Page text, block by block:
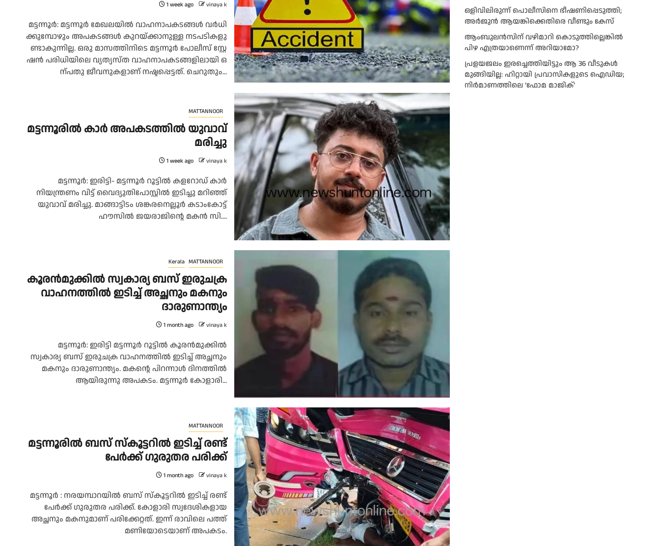
1 week ago vinaya k
മ​ട്ട​ന്നൂ​ർ: മ​ട്ട​ന്നൂ​ർ മേ​ഖ​ല​യി​ൽ വാ​ഹ​നാ​പ​ക​ട​ങ്ങ​ൾ വ​ർ​ധി​
ക്കു​മ്പോ​ഴും അ​പ​ക​ട​ങ്ങ​ൾ കു​റ​യ്ക്കാ​നു​ള്ള ന​ട​പ​ടി​ക​ളു​
ണ്ടാ​കു​ന്നി​ല്ല. ഒ​രു മാ​സ​ത്തി​നി​ടെ മ​ട്ട​ന്നൂ​ർ പോ​ലീ​സ് സ്റ്റേ​
ഷ​ൻ പ​രി​ധി​യി​ലെ വ്യ​ത്യ​സ്ത വാ​ഹ​നാ​പ​ക​ട​ങ്ങ​ളി​ലാ​യി ഒ​
ന്പ​തു ജീ​വ​നു​ക​ളാ​ണ് ന​ഷ്ട​പ്പെ​ട്ട​ത്. ചെ​റു​തും...
MATTANNOOR
മട്ടന്നൂരിൽ കാർ അപകടത്തിൽ യുവാവ്
മരിച്ചു
1 week ago vinaya k
മട്ടന്നൂർ: ഇരിട്ടി- മട്ടന്നൂർ റൂട്ടിൽ കളറോഡ് കാർ
നിയന്ത്രണം വിട്ട് വൈദ്യുതിപോസ്റ്റിൽ ഇടിച്ചു മറിഞ്ഞ്
യുവാവ് മരിച്ചു. മാങ്ങാട്ടിടം ശങ്കരനെല്ലൂർ കടാംകോട്ട്
ഹൗസിൽ ജയരാജിൻ്റെ മകൻ സി....
Kerala MATTANNOOR
കൂരന്‍മുക്കില്‍ സ്വകാര്യ ബസ് ഇരുചക്ര
വാഹനത്തില്‍ ഇടിച്ച് അച്ഛനും മകനും
ദാരുണാന്ത്യം
1 month ago vinaya k
മട്ടന്നൂർ: ഇരിട്ടി മട്ടന്നൂര്‍ റൂട്ടില്‍ കൂരന്‍മുക്കില്‍
സ്വകാര്യ ബസ് ഇരുചക്ര വാഹനത്തില്‍ ഇടിച്ച് അച്ഛനും
മകനും ദാരുണാന്ത്യം. മകന്റെ പിറന്നാള്‍ ദിനത്തില്‍
ആയിരുന്നു അപകടം. മട്ടന്നൂർ കോളാരി...
MATTANNOOR
മട്ടന്നൂരിൽ ബസ് സ്‌കൂട്ടറിൽ ഇടിച്ച് രണ്ട്
പേർക്ക് ഗുരുതര പരിക്ക്
1 month ago vinaya k
മട്ടന്നൂർ : നരയമ്പാറയിൽ ബസ് സ്‌കൂട്ടറിൽ ഇടിച്ച് രണ്ട്
പേർക്ക് ഗുരുതര പരിക്ക്. കോളാരി സ്വദേശികളായ
അച്ഛനും മകനുമാണ് പരിക്കേറ്റത്. ഇന്ന് രാവിലെ പത്ത്
മണിയോടെയാണ് അപകടം.
ഒളിവിലിരുന്ന് പൊലീസിനെ ഭീഷണിപ്പെടുത്തി;
അർജുൻ ആയങ്കിക്കെതിരെ വീണ്ടും കേസ്
ആംബുലന്‍സിന് വഴിമാറി കൊടുത്തില്ലെങ്കില്‍
പിഴ എത്രയാണെന്ന് അറിയാമോ?
പ്രളയജലം ഇരച്ചെത്തിയിട്ടും ആ 36 വീടുകൾ
മുങ്ങിയില്ല: ഹിറ്റായി പ്രവാസികളുടെ ഐഡിയ;
നിർമാണത്തിലെ ‘ഫോമ മാജിക്’